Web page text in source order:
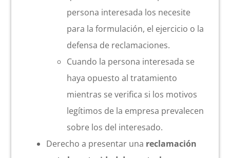
persona interesada los necesite
para la formulación, el ejercicio o la
defensa de reclamaciones.
Cuando la persona interesada se
haya opuesto al tratamiento
mientras se verifica si los motivos
legítimos de la empresa prevalecen
sobre los del interesado.
Derecho a presentar una reclamación